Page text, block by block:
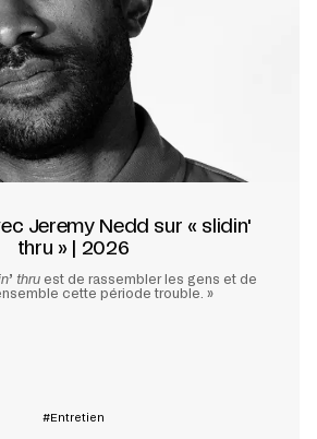
Jeremy Nedd sur « slidin'
thru » | 2026
’ thru est de rassembler les gens et de
cette période trouble. »
Entretien